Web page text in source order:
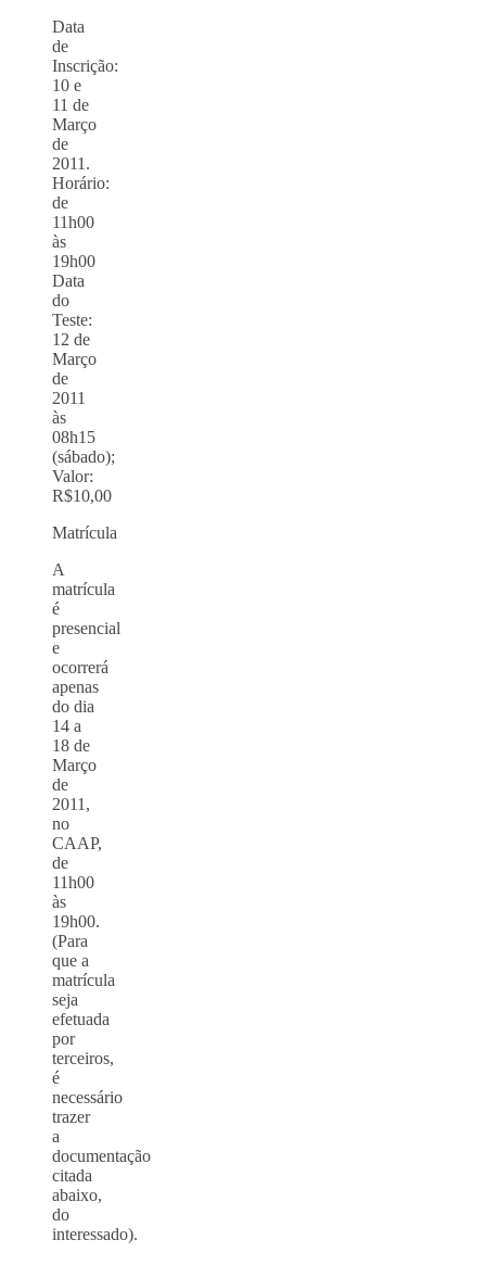
Data
de
Inscrição:
10 e
11 de
Março
de
2011.
Horário:
de
11h00
às
19h00
Data
do
Teste:
12 de
Março
de
2011
às
08h15
(sábado);
Valor:
R$10,00
Matrícula
A
matrícula
é
presencial
e
ocorrerá
apenas
do dia
14 a
18 de
Março
de
2011,
no
CAAP,
de
11h00
às
19h00.
(Para
que a
matrícula
seja
efetuada
por
terceiros,
é
necessário
trazer
a
documentação
citada
abaixo,
do
interessado).